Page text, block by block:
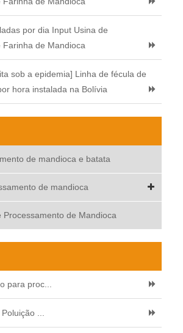
por dia Input Usina de
Farinha de Mandioca
sob a epidemia] Linha de fécula de
hora instalada na Bolívia
de mandioca e batata
de mandioca
Processamento de Mandioca
para proc...
...